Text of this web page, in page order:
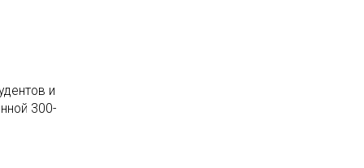
и
300-